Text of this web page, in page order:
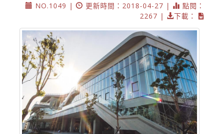
NO.1049 |
更新時間：2018-04-27 |
點閱：
2267 |
下載：